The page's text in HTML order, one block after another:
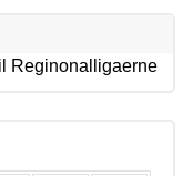
Reginonalligaerne